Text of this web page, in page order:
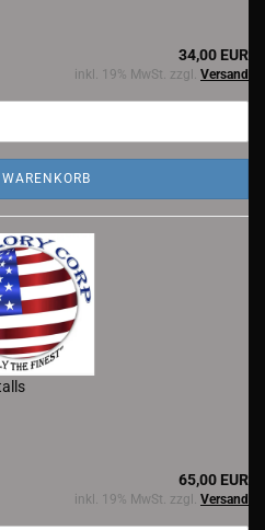
34,00 EUR
inkl. 19% MwSt. zzgl. Versand
WARENKORB
65,00 EUR
inkl. 19% MwSt. zzgl. Versand